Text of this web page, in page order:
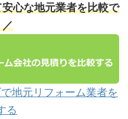
心な地元業者を比較で
／
地元リフォーム業者を
る